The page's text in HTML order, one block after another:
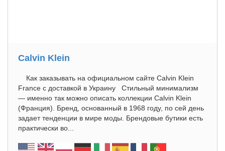
Calvin Klein
Как заказывать на официальном сайте Calvin Klein
France с доставкой в Украину Стильный минимализм
— именно так можно описать коллекции Calvin Klein
(Франция). Бренд, основанный в 1968 году, по сей день
задает тенденции в мире моды. Брендовые бутики есть
практически во...